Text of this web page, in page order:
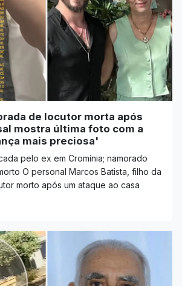
de locutor morta após
mostra última foto com a
mais preciosa'
pelo ex em Cromínia; namorado
O personal Marcos Batista, filho da
morto após um ataque ao casa